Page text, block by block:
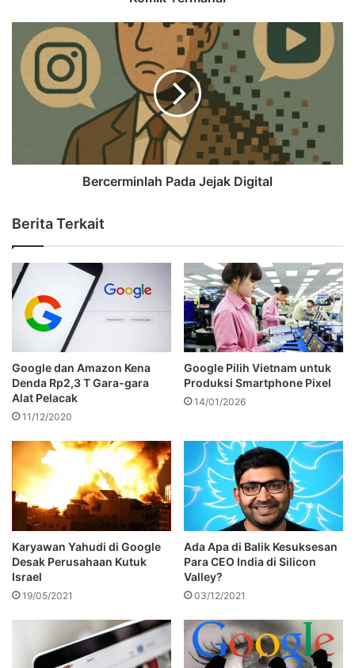
Bercerminlah Pada Jejak Digital
Berita Terkait
Google dan Amazon Kena
Denda Rp2,3 T Gara-gara
Alat Pelacak
11/12/2020
Google Pilih Vietnam untuk
Produksi Smartphone Pixel
14/01/2026
Karyawan Yahudi di Google
Desak Perusahaan Kutuk
Israel
19/05/2021
Ada Apa di Balik Kesuksesan
Para CEO India di Silicon
Valley?
03/12/2021